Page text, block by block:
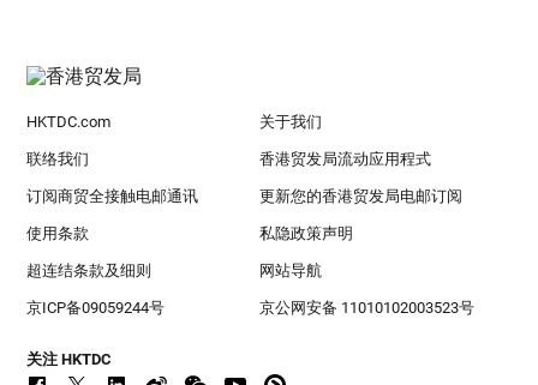
HKTDC.com 关于我们
联络我们 香港贸发局流动应用程式
订阅商贸全接触电邮通讯 更新您的香港贸发局电邮订阅
使用条款 私隐政策声明
超连结条款及细则 网站导航
京ICP备09059244号 京公网安备 11010102003523号
关注 HKTDC